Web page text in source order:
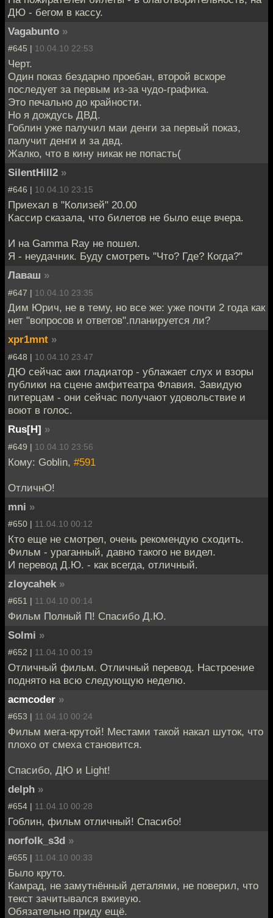
ДЮ - бегом в кассу.
Vagabunto »
#645 | 10.04.10 22:53
Черт.
Один показ бездарно проебан, второй вскоре
последует за первым из-за чудо-графика.
Это печально до крайности.
Но я дождусь ДВД.
Гоблин уже палучил маи денги за первый показ,
палучит денги и за двд.
Жалко, что в кину никак не попасть(
SilentHill2 »
#646 | 10.04.10 23:15
Приехал в "Колизей" 20.00
Кассир сказала, что билетов не было еще вчера.
И на Gamma Ray не пошел.
Я - неудачник. Буду смотреть "Что? Где? Когда?"
Лаваш »
#647 | 10.04.10 23:35
Дим Юрич, не в тему, но все же: уже почти 2 года как
нет "вопросов и ответов".планируется ли?
xpr1mnt »
#648 | 10.04.10 23:47
ДЮ сейчас аки гладиатор - ублажает слух и взоры
публики на сцене амфитеатра Флавия. Завидую
питерцам - они сейчас получают удовольствие и
воют в голос.
Rus[H] »
#649 | 10.04.10 23:56
Кому: Goblin, #591
ОтличнО!
mni »
#650 | 11.04.10 00:12
Кто еще не смотрел, очень рекомендую сходить.
Фильм - ураганный, давно такого не видел.
И перевод Д.Ю. - как всегда, отличный.
zloycahek »
#651 | 11.04.10 00:14
Фильм Полный П! Спасибо Д.Ю.
Solmi »
#652 | 11.04.10 00:19
Отличный фильм. Отличный перевод. Настроение
поднято на всю следующую неделю.
acmcoder »
#653 | 11.04.10 00:24
Фильм мега-крутой! Местами такой накал шуток, что
плохо от смеха становится.
Спасибо, ДЮ и Light!
delph »
#654 | 11.04.10 00:28
Гоблин, фильм отличный! Спасибо!
norfolk_s3d »
#655 | 11.04.10 00:33
Было круто.
Камрад, не замутнённый деталями, не поверил, что
текст зачитывался вживую.
Обязательно приду ещё.